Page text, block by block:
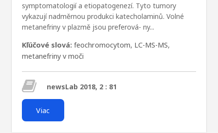
symptomatologií a etiopatogenezí. Tyto tumory
vykazují nadměrnou produkci katecholaminů. Volné
metanefriny v plazmě jsou preferová- ny...
Kľúčové slová: feochromocytom, LC-MS-MS,
metanefriny v moči
newsLab 2018, 2 : 81
Viac